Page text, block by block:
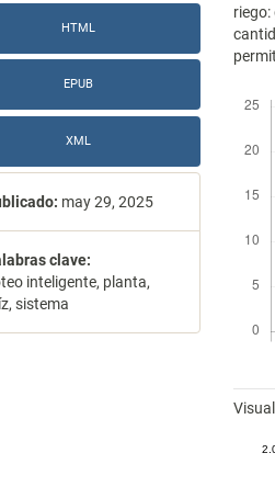
HTML
EPUB
XML
may 29, 2025
clave:
inteligente, planta,
sistema
riego: